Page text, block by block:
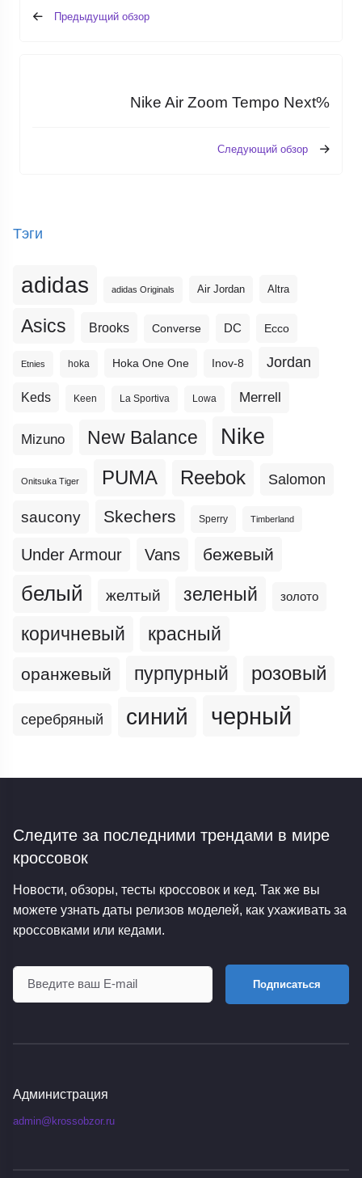
Предыдущий обзор
Nike Air Zoom Tempo Next%
Следующий обзор
Тэги
adidas adidas Originals Air Jordan Altra
Asics Brooks Converse DC Ecco
Etnies hoka Hoka One One Inov-8 Jordan
Keds Keen La Sportiva Lowa Merrell
Mizuno New Balance Nike
Onitsuka Tiger PUMA Reebok Salomon
saucony Skechers Sperry Timberland
Under Armour Vans бежевый
белый желтый зеленый золото
коричневый красный
оранжевый пурпурный розовый
серебряный синий черный
Следите за последними трендами в мире
кроссовок
Новости, обзоры, тесты кроссовок и кед. Так же вы
можете узнать даты релизов моделей, как ухаживать за
кроссовками или кедами.
Подписаться
Администрация
admin@krossobzor.ru